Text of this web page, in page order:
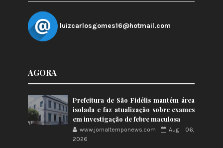
luizcarlosgomes16@hotmail.com
AGORA
Prefeitura de São Fidélis mantém área
isolada e faz atualização sobre exames
em investigação de febre maculosa
www.jornaltemponews.com
Aug 06,
2026